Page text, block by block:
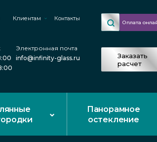
Клиентам Контакты
Электронная почта
info@infinity-glass.ru
Оплата
Заказать
расчет
Панорамное
остекление